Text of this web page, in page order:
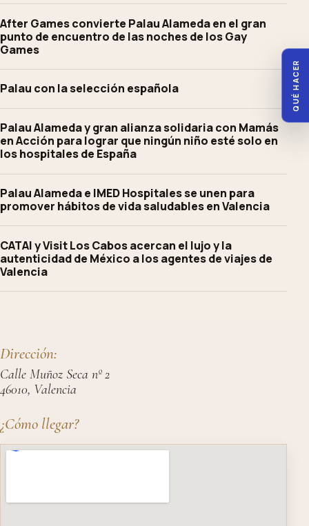
QUÉ HACER
After Games convierte Palau Alameda en el gran
punto de encuentro de las noches de los Gay
Games
Palau con la selección española
Palau Alameda y gran alianza solidaria con Mamás
en Acción para lograr que ningún niño esté solo en
los hospitales de España
Palau Alameda e IMED Hospitales se unen para
promover hábitos de vida saludables en Valencia
CATAI y Visit Los Cabos acercan el lujo y la
autenticidad de México a los agentes de viajes de
Valencia
Dirección:
Calle Muñoz Seca nº 2
46010, Valencia
¿Cómo llegar?